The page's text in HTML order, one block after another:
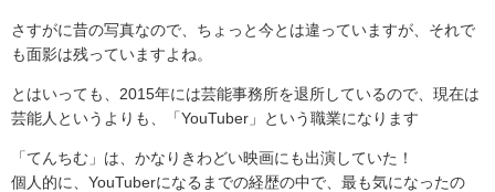
さすがに昔の写真なので、ちょっと今とは違っていますが、それで
も面影は残っていますよね。
とはいっても、2015年には芸能事務所を退所しているので、現在は
芸能人というよりも、「YouTuber」という職業になります
「てんちむ」は、かなりきわどい映画にも出演していた！
個人的に、YouTuberになるまでの経歴の中で、最も気になったの